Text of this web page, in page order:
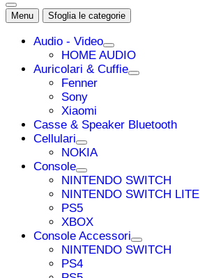
Menu Sfoglia le categorie
Audio - Video
HOME AUDIO
Auricolari & Cuffie
Fenner
Sony
Xiaomi
Casse & Speaker Bluetooth
Cellulari
NOKIA
Console
NINTENDO SWITCH
NINTENDO SWITCH LITE
PS5
XBOX
Console Accessori
NINTENDO SWITCH
PS4